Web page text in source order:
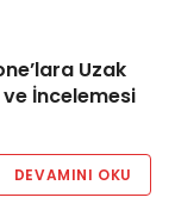
Uzak
İncelemesi
DEVAMINI OKU